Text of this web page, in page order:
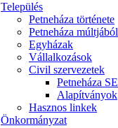
Település
Petneháza története
Petneháza múltjából
Egyházak
Vállalkozások
Civil szervezetek
Petneháza SE
Alapítványok
Hasznos linkek
Önkormányzat